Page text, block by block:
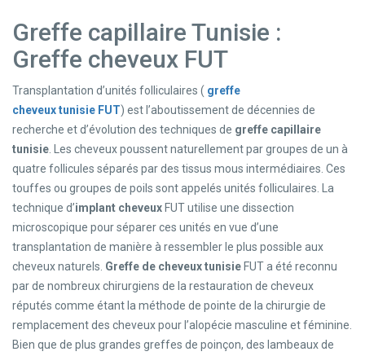
Greffe capillaire Tunisie :
Greffe cheveux FUT
Transplantation d’unités folliculaires ( greffe
cheveux tunisie FUT) est l’aboutissement de décennies de
recherche et d’évolution des techniques de greffe capillaire
tunisie . Les cheveux poussent naturellement par groupes de un à
quatre follicules séparés par des tissus mous intermédiaires. Ces
touffes ou groupes de poils sont appelés unités folliculaires. La
technique d’implant cheveux FUT utilise une dissection
microscopique pour séparer ces unités en vue d’une
transplantation de manière à ressembler le plus possible aux
cheveux naturels. Greffe de cheveux tunisie FUT a été reconnu
par de nombreux chirurgiens de la restauration de cheveux
réputés comme étant la méthode de pointe de la chirurgie de
remplacement des cheveux pour l’alopécie masculine et féminine.
Bien que de plus grandes greffes de poinçon, des lambeaux de